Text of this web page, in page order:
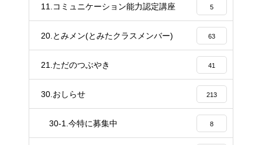
11.コミュニケーション能力認定講座 5
20.とみメン(とみたクラスメンバー) 63
21.ただのつぶやき 41
30.おしらせ 213
30-1.今特に募集中 8